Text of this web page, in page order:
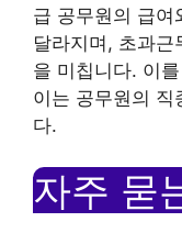
급 공무원의 급여
달라지며, 초과
을 미칩니다. 이
이는 공무원의 직
다.
자주 묻